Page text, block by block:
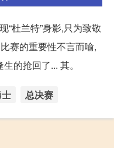
“杜兰特”身影,只为致敬
赛的重要性不言而喻,
的抢回了... 其。
士 总决赛